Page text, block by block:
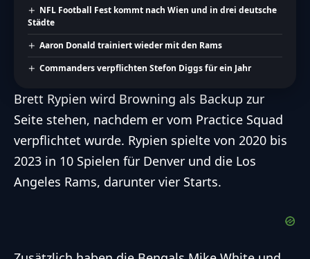
NFL Football Fest kommt nach Wien und in drei deutsche
Städte
Aaron Donald trainiert wieder mit den Rams
Commanders verpflichten Stefon Diggs für ein Jahr
Brett Rypien wird Browning als Backup zur
Seite stehen, nachdem er vom Practice Squad
verpflichtet wurde. Rypien spielte von 2020 bis
2023 in 10 Spielen für Denver und die Los
Angeles Rams, darunter vier Starts.